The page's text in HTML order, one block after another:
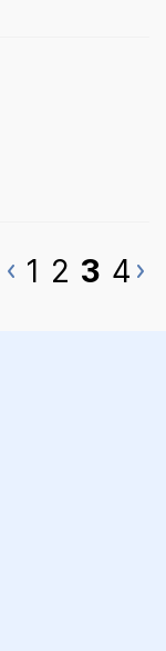
1 2 3 4